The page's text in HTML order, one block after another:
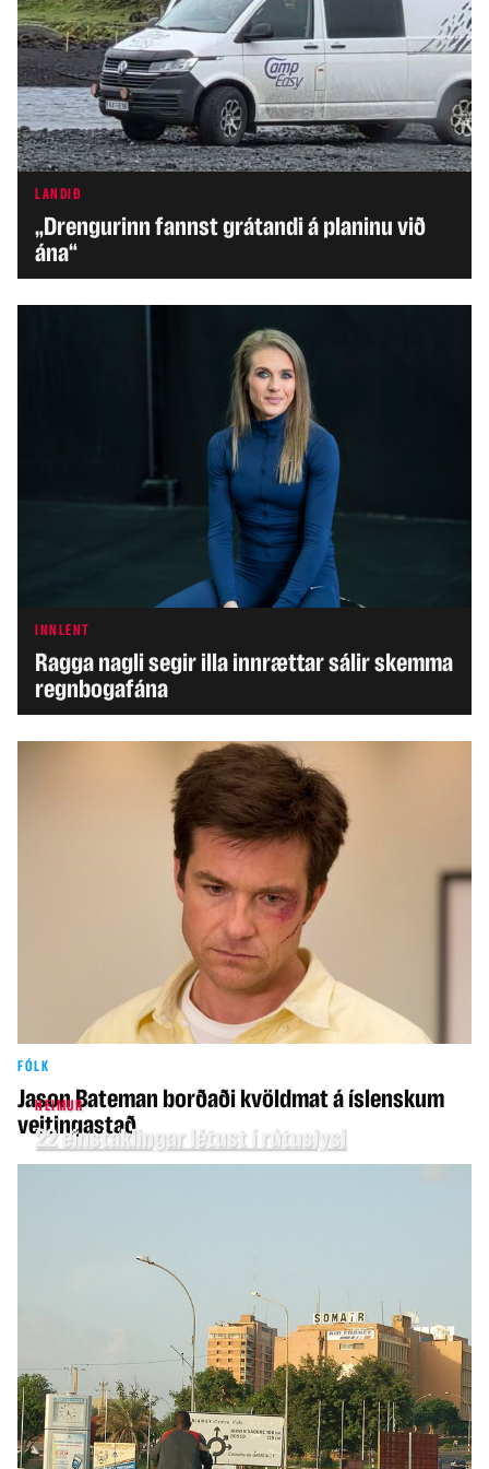
LANDIÐ
„Drengurinn fannst grátandi á planinu við
ána“
INNLENT
Ragga nagli segir illa innrættar sálir skemma
regnbogafána
FÓLK
Jason Bateman borðaði kvöldmat á íslenskum
veitingastað
HEIMUR
22 einstaklingar létust í rútuslysi